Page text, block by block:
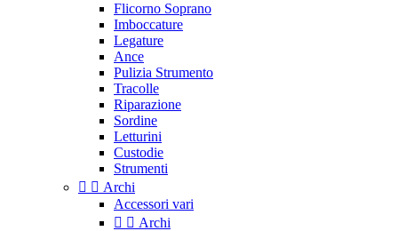
Flicorno Soprano
Imboccature
Legature
Ance
Pulizia Strumento
Tracolle
Riparazione
Sordine
Letturini
Custodie
Strumenti
  Archi
Accessori vari
  Archi